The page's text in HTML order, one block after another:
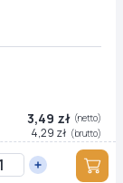
3,49 zł (netto)
4,29 zł (brutto)